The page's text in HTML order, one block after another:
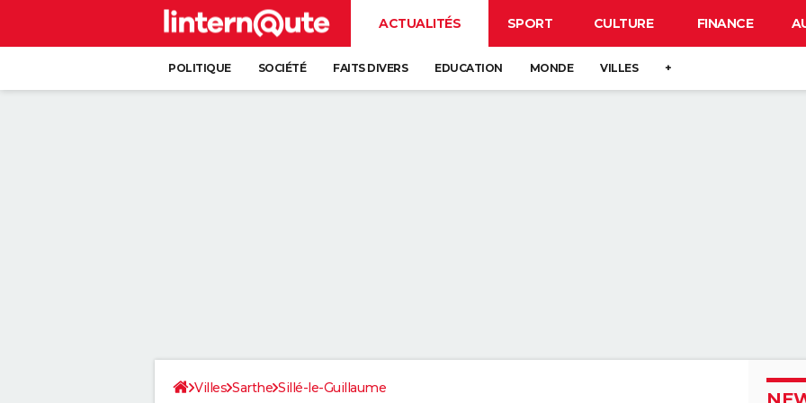
ACTUALITÉS SPORT CULTURE FINANCE
POLITIQUE SOCIÉTÉ FAITS DIVERS EDUCATION MONDE VILLES +
Villes Sarthe Sillé-le-Guillaume